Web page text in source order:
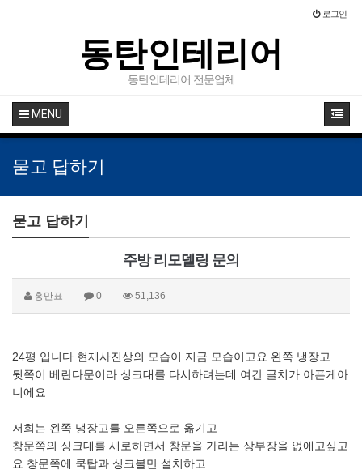
로그인
동탄인테리어
동탄인테리어 전문업체
MENU
묻고 답하기
묻고 답하기
주방 리모델링 문의
홍만표 0 51,136
24평 입니다 현재사진상의 모습이 지금 모습이고요 왼쪽 냉장고
뒷쪽이 베란다문이라 싱크대를 다시하려는데 여간 골치가 아픈게아
니에요
저희는 왼쪽 냉장고를 오른쪽으로 옮기고
창문쪽의 싱크대를 새로하면서 창문을 가리는 상부장을 없애고싶고
요 창문쪽에 쿡탑과 싱크볼만 설치하고